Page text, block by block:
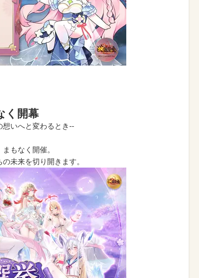
く開幕
いへと変わるとき--
もなく開催。
未来を切り開きます。